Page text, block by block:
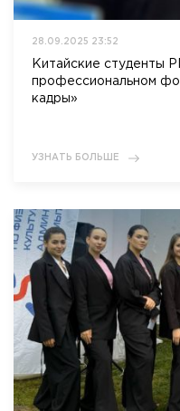
28.09.2025 23:52
Китайские студенты
профессиональном
кадры»
УЗНАТЬ БОЛЬШЕ